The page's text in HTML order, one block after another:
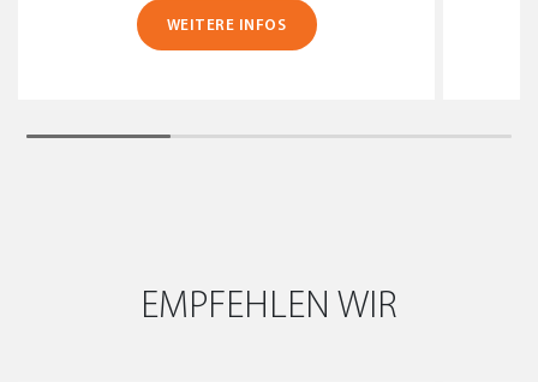
WEITERE INFOS
EMPFEHLEN WIR